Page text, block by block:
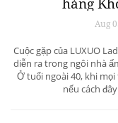
hàng
Aug
Cuộc gặp của LUXUO
diễn ra trong ngôi nhà
Ở tuổi ngoài 40, khi
nếu cách